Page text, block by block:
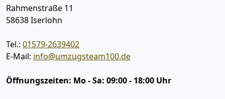
Rahmenstraße 11
58638Iserlohn
Tel.: 01579-2639402
E-Mail: info@umzugsteam100.de
Öffnungszeiten: Mo - Sa: 09:00 - 18:00 Uhr